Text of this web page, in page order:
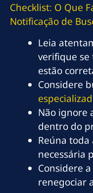
Checklist: O Que
Notificação de
Leia
verifique se
estão
Considere
Não ignore
dentro do
Reúna
necessária
Considere
renegociar